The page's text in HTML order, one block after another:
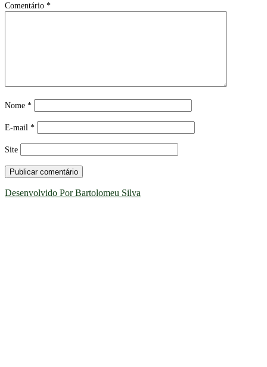
Comentário *
Nome *
E-mail *
Site
Desenvolvido Por Bartolomeu Silva